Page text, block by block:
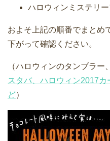
ハロウィンミステリ
およそ上記の順番でまとめ
下がって確認ください。
（ハロウィンのタンブラ
スタバ、ハロウィン2017
ど）